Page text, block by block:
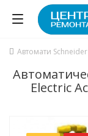
Автомати
Electric